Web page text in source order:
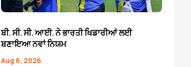
ਬੀ. ਸੀ. ਸੀ. ਆਈ. ਨੇ ਭਾਰਤੀ ਖਿਡਾਰੀਆਂ ਲਈ
ਬਣਾਇਆ ਨਵਾਂ ਨਿਯਮ
Aug 6, 2026